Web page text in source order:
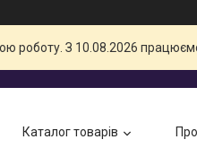
роботу. З 10.08.2026
Каталог товарів